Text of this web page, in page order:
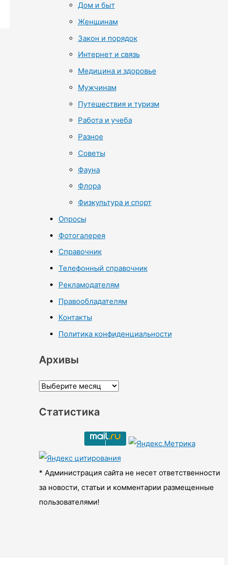
Дом и быт
Женщинам
Закон и порядок
Интернет и связь
Медицина и здоровье
Мужчинам
Путешествия и туризм
Работа и учеба
Разное
Советы
Фауна
Флора
Физкультура и спорт
Опросы
Фотогалерея
Справочник
Телефонный справочник
Рекламодателям
Правообладателям
Контакты
Политика конфиденциальности
Архивы
А
х
ы
Статистика
* Администрация сайта не несет ответственности
за новости, статьи и комментарии размещенные
пользователями!